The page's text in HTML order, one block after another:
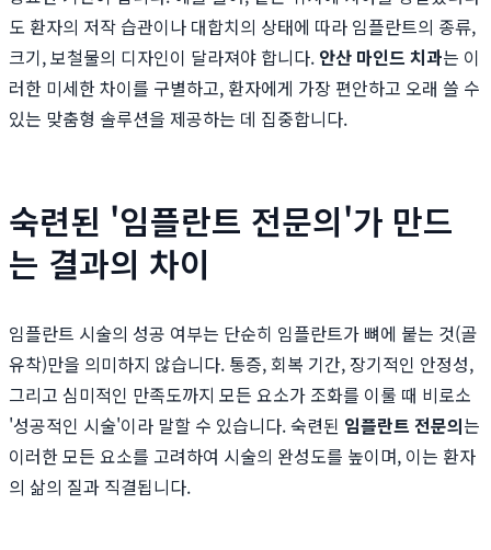
도 환자의 저작 습관이나 대합치의 상태에 따라 임플란트의 종류,
크기, 보철물의 디자인이 달라져야 합니다. 안산 마인드 치과는 이
러한 미세한 차이를 구별하고, 환자에게 가장 편안하고 오래 쓸 수
있는 맞춤형 솔루션을 제공하는 데 집중합니다.
숙련된 '임플란트 전문의'가 만드
는 결과의 차이
임플란트 시술의 성공 여부는 단순히 임플란트가 뼈에 붙는 것(골
유착)만을 의미하지 않습니다. 통증, 회복 기간, 장기적인 안정성,
그리고 심미적인 만족도까지 모든 요소가 조화를 이룰 때 비로소
'성공적인 시술'이라 말할 수 있습니다. 숙련된 임플란트 전문의는
이러한 모든 요소를 고려하여 시술의 완성도를 높이며, 이는 환자
의 삶의 질과 직결됩니다.